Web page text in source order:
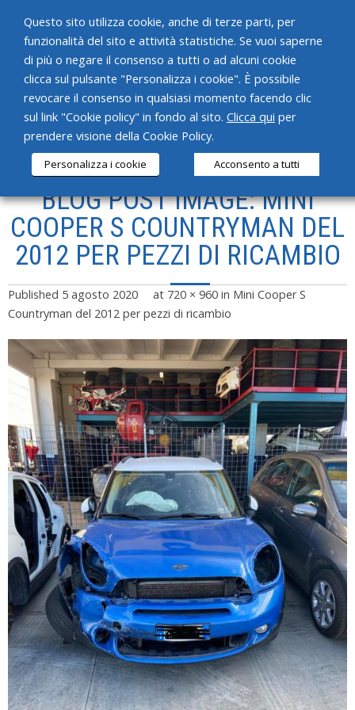
HOME
CHI SIAMO
SERVIZI
PRODOTTI
NEWS
CONTATTI
BLOG POST IMAGE: MINI
COOPER S COUNTRYMAN DEL
2012 PER PEZZI DI RICAMBIO
Published 5 agosto 2020 at 720 × 960 in Mini Cooper S
Countryman del 2012 per pezzi di ricambio
Questo sito utilizza cookie, anche di terze parti, per
funzionalità del sito e attività statistiche. Se vuoi saperne
di più o negare il consenso a tutti o ad alcuni cookie
clicca sul pulsante "Personalizza i cookie". È possibile
revocare il consenso in qualsiasi momento facendo clic
sul link "Cookie policy" in fondo al sito. Clicca qui per
prendere visione della Cookie Policy.
Personalizza i cookie Acconsento a tutti